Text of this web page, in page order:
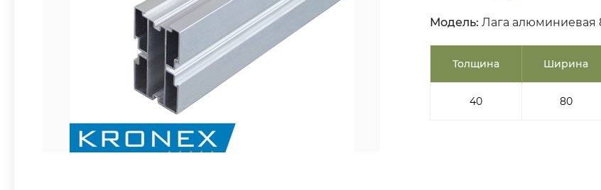
Модель: Лага алюминиевая
Толщина Ширина
40 80